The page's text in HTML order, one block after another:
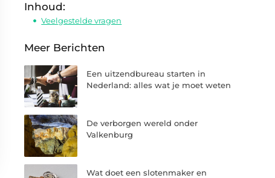
Inhoud:
Veelgestelde vragen
Meer Berichten
Een uitzendbureau starten in
Nederland: alles wat je moet weten
De verborgen wereld onder
Valkenburg
Wat doet een slotenmaker en